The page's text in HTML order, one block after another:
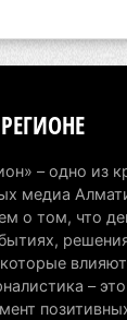
РЕГИОНЕ
– одно из
медиа
о том, что
–